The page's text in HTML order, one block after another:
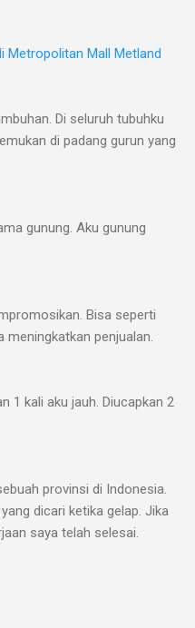
Metropolitan Mall Metland
Di seluruh tubuhku
di padang gurun yang
gunung. Aku gunung
Bisa seperti
meningkatkan penjualan.
1 kali aku jauh. Diucapkan 2
provinsi di Indonesia.
dicari ketika gelap. Jika
saya telah selesai.